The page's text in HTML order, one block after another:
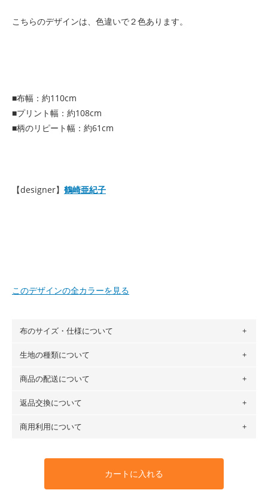
こちらのデザインは、色違いで２色あります。
■布幅：約110cm
■プリント幅：約108cm
■柄のリピート幅：約61cm
【designer】 鶴崎亜紀子
このデザインの全カラーを見る
布のサイズ・仕様について
布の長さは50cm単位での販売になります。
場合 → 購入数量「7」
生地の種類について
・現在、すべてのデザインのプリントに使用している生地は
ットン（ダブルガーゼ）・100％コットン（ローン）・コッ
トンリネン（ビエラ織）・100％コットン（ツイル）・
100％コットン（キャンバス・11号帆布）です。
生地見本サンプル（無料）を購入する
商品の配送について
・ネコポスでの配送は、布は2mまで型紙は2個までとなりま
も送料の表示が600円となり宅急便での配送となります。
となります。
※万が一、検品時に不備が見つかった場合は、4～5営業日後
返品交換について
・布はご注文後に注文数量のみをプリントするため、
購入後
や用尺をお間違えのないようお願いします。思っていた色味
と違う、などの理由での返品は承れません。予めご了承くだ
商用利用について
利用いただけます。「nunocoto fabric使用」といった記載
カートに入れる